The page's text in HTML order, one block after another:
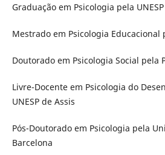
Graduação em Psicologia pela UNESP
Mestrado em Psicologia Educacional
Doutorado em Psicologia Social pela
Livre-Docente em Psicologia do
UNESP de Assis
Pós-Doutorado em Psicologia pela
Barcelona